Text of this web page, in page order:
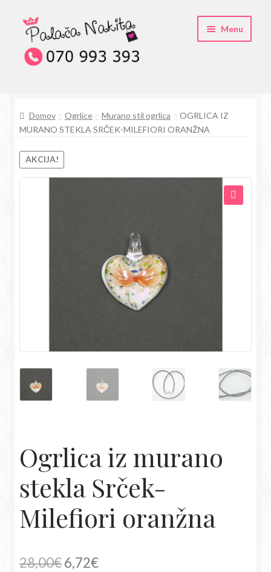
Skip
to
navigation
Skip
to
content
Menu
Pogosta vprašanja
Kontakt
Trgovina
Domov Ogrlice Murano stil ogrlica
OGRLICA IZ
MURANO STEKLA SRČEK-MILEFIORI ORANŽNA
AKCIJA!
Ogrlica iz murano
stekla Srček-
Milefiori oranžna
28,00€Izvirna
6,72€Trenutna